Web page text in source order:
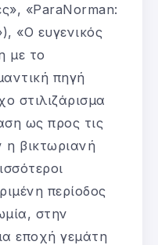
«ParaNorman:
«Ο ευγενικός
με το
πηγή
στιλιζάρισμα
ως προς τις
η βικτωριανή
περίοδος
στην
εποχή γεμάτη